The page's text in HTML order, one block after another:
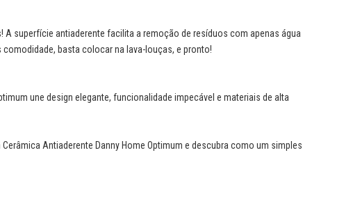
superfície antiaderente facilita a remoção de resíduos com apenas água
basta colocar na lava-louças, e pronto!
une design elegante, funcionalidade impecável e materiais de alta
Antiaderente Danny Home Optimum e descubra como um simples